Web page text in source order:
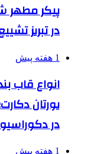
پیکر مطهر
در تبریز
1 هفته پیش
انواع قاب
یورتان
در
1 هفته پیش